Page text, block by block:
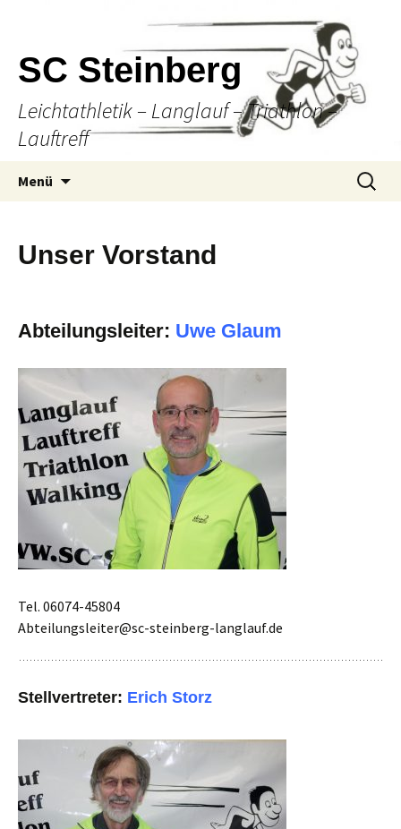
SC Steinberg
Leichtathletik – Langlauf – Triathlon –
Lauftreff
Menü
Suche
nach:
Unser Vorstand
Abteilungsleiter: Uwe Glaum
Tel. 06074-45804
Abteilungsleiter@sc-steinberg-langlauf.de
Stellvertreter: Erich Storz